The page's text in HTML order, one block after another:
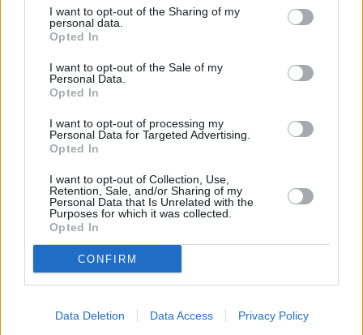
I want to opt-out of the Sharing of my
personal data.
Opted In
I want to opt-out of the Sale of my
Personal Data.
Opted In
I want to opt-out of processing my
Personal Data for Targeted Advertising.
Opted In
I want to opt-out of Collection, Use,
Retention, Sale, and/or Sharing of my
Personal Data that Is Unrelated with the
Purposes for which it was collected.
Opted In
CONFIRM
Data Deletion Data Access Privacy Policy
Kuva: Miroslav Vajdic /Flickr (CC BY-SA 2.0)